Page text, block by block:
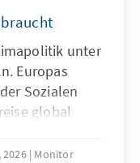
unter
Europas
Sozialen
global
2026 Monitor